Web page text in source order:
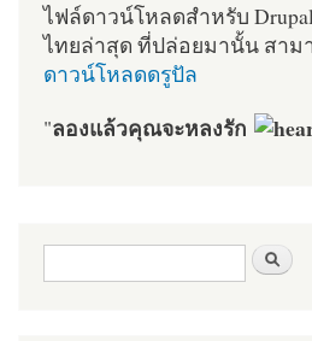
ไฟล์ดาวน์โหลดสำหรับ
ไทยล่าสุด ที่ปล่อยมานั้น สาม
ดาวน์โหลดดรูปัล
"ลองแล้วคุณจะหลงรัก
ฟอร์มค้นหา